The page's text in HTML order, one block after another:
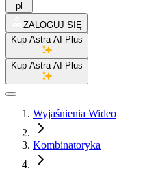
pl
ZALOGUJ SIĘ
Kup Astra AI Plus
Kup Astra AI Plus
Wyjaśnienia Wideo
Kombinatoryka